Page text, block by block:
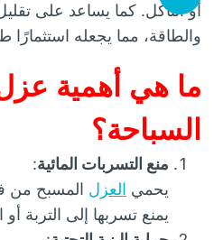
أو التآكل. كما يساعد على
والطاقة، مما يجعله استثمارًا
ما هي أهمية
السباحة؟
منع التسربات المائية:
يحمي العزل المسبح من
يمنع تسربها إلى التربة